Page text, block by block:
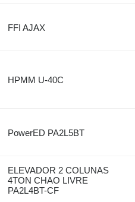
FFI AJAX
HPMM U-40C
PowerED PA2L5BT
ELEVADOR 2 COLUNAS
4TON CHAO LIVRE
PA2L4BT-CF